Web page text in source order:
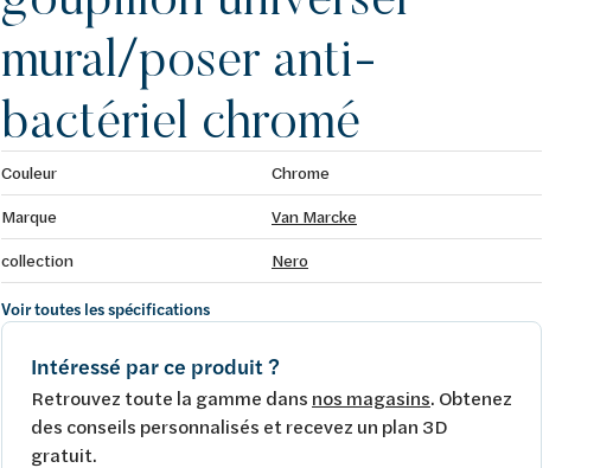
mural/poser anti-
bactériel chromé
Couleur
Chrome
Marque
Van Marcke
collection
Nero
Voir toutes les spécifications
Intéressé par ce produit ?
Retrouvez toute la gamme dans nos magasins. Obtenez
des conseils personnalisés et recevez un plan 3D
gratuit.